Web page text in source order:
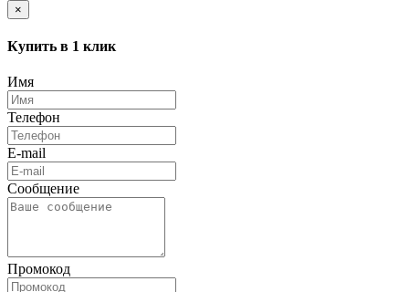
×
Купить в 1 клик
Имя
Телефон
E-mail
Сообщение
Промокод